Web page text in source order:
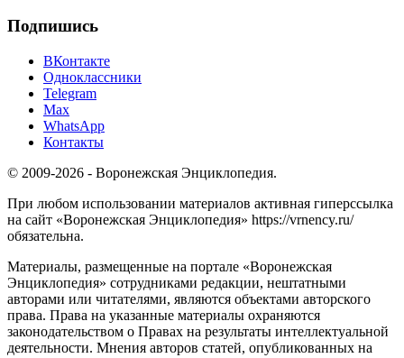
Подпишись
ВКонтакте
Одноклассники
Telegram
Max
WhatsApp
Контакты
© 2009-2026 - Воронежская Энциклопедия.
При любом использовании материалов активная гиперссылка
на сайт «Воронежская Энциклопедия» https://vrnency.ru/
обязательна.
Материалы, размещенные на портале «Воронежская
Энциклопедия» сотрудниками редакции, нештатными
авторами или читателями, являются объектами авторского
права. Права на указанные материалы охраняются
законодательством о Правах на результаты интеллектуальной
деятельности. Мнения авторов статей, опубликованных на